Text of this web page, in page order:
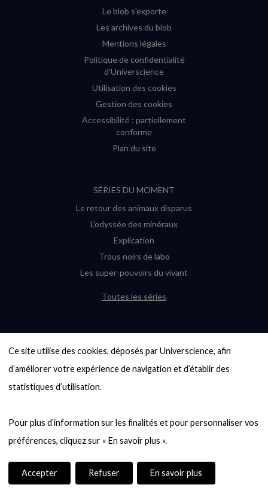
Ce site utilise des cookies, déposés par Universcience, afin
d’améliorer votre expérience de navigation et d’établir des
statistiques d’utilisation.
Pour plus d’information sur les finalités et pour personnaliser vos
Accepter Refuser En savoir plus
Le blob s'exporte
Les archives du blob
Mentions légales
Politique de confidentialité
d'Universcience
Utilisation des cookies
Gestion des cookies
Accessibilité : partiellement
conforme
Plan du site
SÉRIES DU MOMENT
Le retour des animaux disparus
L’odyssée des minéraux
Explication
Trous noirs de labo
Les super-pouvoirs du vivant
Toutes les séries
6000 exoplanètes, et pas de « Terre »
en vue ?
Quel avenir pour les cryptos ?
Entre mathématiques et politique : la
quête d’un vote équitable
casse-tête